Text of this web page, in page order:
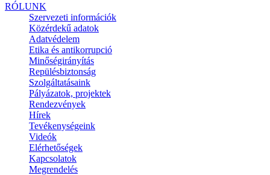
RÓLUNK
Szervezeti információk
Közérdekű adatok
Adatvédelem
Etika és antikorrupció
Minőségirányítás
Repülésbiztonság
Szolgáltatásaink
Pályázatok, projektek
Rendezvények
Hírek
Tevékenységeink
Videók
Elérhetőségek
Kapcsolatok
Megrendelés